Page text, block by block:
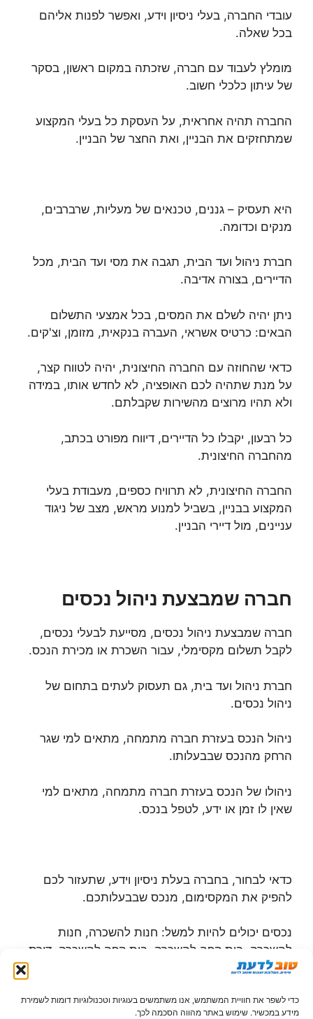
כדי לשפר את חוויית המשתמש, אנו משתמשים בעוגיות וטכנולוגיות דומות לשמירת
מידע במכשיר. שימוש באתר מהווה הסכמה לכך.
עובדי החברה, בעלי ניסיון וידע, ואפשר לפנות אליהם
בכל שאלה.
מומלץ לעבוד עם חברה, שזכתה במקום ראשון, בסקר
של עיתון כלכלי חשוב.
החברה תהיה אחראית, על העסקת כל בעלי המקצוע
שמתחזקים את הבניין, ואת החצר של הבניין.
היא תעסיק – גננים, טכנאים של מעליות, שרברבים,
מנקים וכדומה.
חברת ניהול ועד הבית, תגבה את מסי ועד הבית, מכל
הדיירים, בצורה אדיבה.
ניתן יהיה לשלם את המסים, בכל אמצעי התשלום
הבאים: כרטיס אשראי, העברה בנקאית, מזומן, וצ'קים.
כדאי שהחוזה עם החברה החיצונית, יהיה לטווח קצר,
על מנת שתהיה לכם האופציה, לא לחדש אותו, במידה
ולא תהיו מרוצים מהשירות שקבלתם.
כל רבעון, יקבלו כל הדיירים, דיווח מפורט בכתב,
מהחברה החיצונית.
החברה החיצונית, לא תרוויח כספים, מעבודת בעלי
המקצוע בבניין, בשביל למנוע מראש, מצב של ניגוד
עניינים, מול דיירי הבניין.
חברה שמבצעת ניהול נכסים
חברה שמבצעת ניהול נכסים, מסייעת לבעלי נכסים,
לקבל תשלום מקסימלי, עבור השכרת או מכירת הנכס.
חברת ניהול ועד בית, גם תעסוק לעתים בתחום של
ניהול נכסים.
ניהול הנכס בעזרת חברה מתמחה, מתאים למי שגר
הרחק מהנכס שבבעלותו.
ניהולו של הנכס בעזרת חברה מתמחה, מתאים למי
שאין לו זמן או ידע, לטפל בנכס.
כדאי לבחור, בחברה בעלת ניסיון וידע, שתעזור לכם
להפיק את המקסימום, מנכס שבבעלותכם.
נכסים יכולים להיות למשל: חנות להשכרה, חנות
להשכרה, בית קפה להשכרה, בית קפה להשכרה, דירת
מגורים להשכרה, דירת מגורים למכירה, משרד